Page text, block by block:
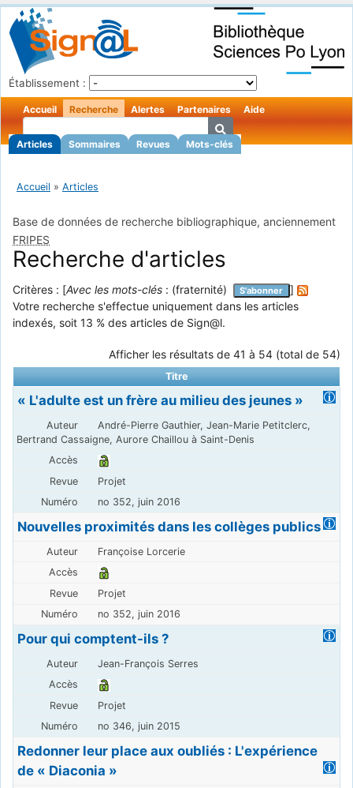
Établissement :
Accueil Recherche
Articles Sommaires Revues Mots-clés
Alertes Partenaires Aide
Accueil » Articles
Base de données de recherche bibliographique, anciennement
FRIPES
Recherche d'articles
Critères : [Avec les mots-clés : (fraternité) S'abonner
]
Votre recherche s'effectue uniquement dans les articles
indexés, soit 13 % des articles de Sign@l.
Afficher les résultats de 41 à 54 (total de 54)
Titre
« L'adulte est un frère au milieu des jeunes »
André-Pierre Gauthier, Jean-Marie Petitclerc,
Bertrand Cassaigne, Aurore Chaillou à Saint-Denis
Projet
no 352, juin 2016
Nouvelles proximités dans les collèges publics
Françoise Lorcerie
Projet
no 352, juin 2016
Pour qui comptent-ils ?
Jean-François Serres
Projet
no 346, juin 2015
Redonner leur place aux oubliés : L'expérience
de « Diaconia »